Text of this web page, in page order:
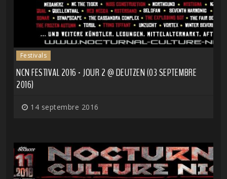
Festivals
NCN FESTIVAL 2016 - JOUR 2 @ DEUTZEN (03 SEPTEMBRE
2016)
14 septembre 2016